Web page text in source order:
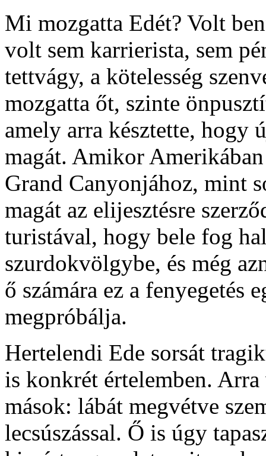
Mi mozgatta Edét? Volt
volt sem karrierista, sem
tettvágy, a kötelesség
mozgatta őt, szinte
amely arra késztette, hogy
magát. Amikor
Grand Canyonjához, mint
magát az elijesztésre
turistával, hogy bele fog
szurdokvölgybe, és még
ő számára ez a
megpróbálja.
Hertelendi Ede sorsát
is konkrét értelemben.
mások: lábát megvétve
lecsúszással. Ő is úgy